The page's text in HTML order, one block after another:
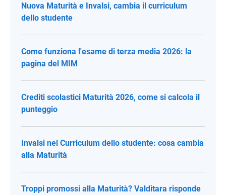
Nuova Maturità e Invalsi, cambia il curriculum
dello studente
Come funziona l'esame di terza media 2026: la
pagina del MIM
Crediti scolastici Maturità 2026, come si calcola il
punteggio
Invalsi nel Curriculum dello studente: cosa cambia
alla Maturità
Troppi promossi alla Maturità? Valditara risponde